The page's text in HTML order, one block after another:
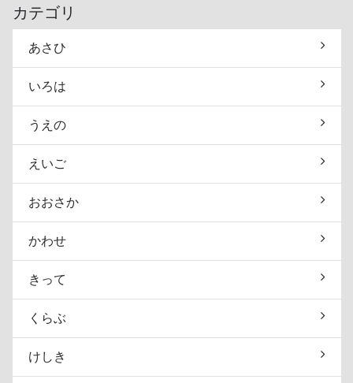
カテゴリ
あさひ
いろは
うえの
えいご
おおさか
かわせ
きって
くらぶ
けしき